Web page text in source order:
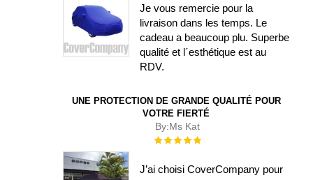
Je vous remercie pour la
livraison dans les temps. Le
cadeau a beaucoup plu. Superbe
qualité et l´esthétique est au
RDV.
UNE PROTECTION DE GRANDE QUALITÉ POUR
VOTRE FIERTÉ
By:Ms Kat
Évaluation :
J’ai choisi CoverCompany pour